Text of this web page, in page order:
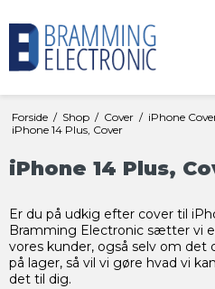
Forside / Shop / Cover / iPhone
iPhone 14 Plus, Cover
iPhone 14 Plus,
Er du på udkig efter cover til
Bramming Electronic sætter vi
vores kunder, også selv om det
på lager, så vil vi gøre hvad vi
det til dig.